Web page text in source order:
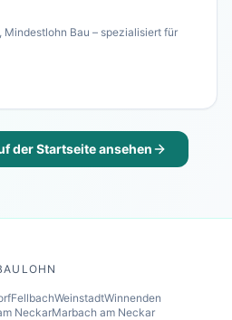
Mindestlohn Bau – spezialisiert für
der Startseite ansehen
FellbachWeinstadtWinnenden
NeckarMarbach am Neckar